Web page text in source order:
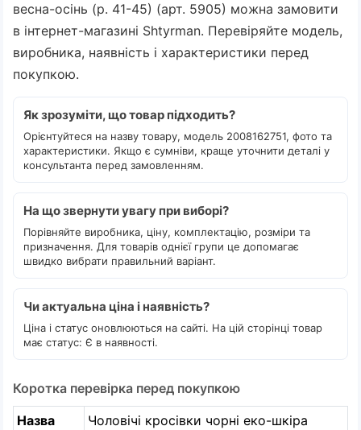
весна-осінь (р. 41-45) (арт. 5905) можна замовити
в інтернет-магазині Shtyrman. Перевіряйте модель,
виробника, наявність і характеристики перед
покупкою.
Як зрозуміти, що товар підходить?
Орієнтуйтеся на назву товару, модель 2008162751, фото та
характеристики. Якщо є сумніви, краще уточнити деталі у
консультанта перед замовленням.
На що звернути увагу при виборі?
Порівняйте виробника, ціну, комплектацію, розміри та
призначення. Для товарів однієї групи це допомагає
швидко вибрати правильний варіант.
Чи актуальна ціна і наявність?
Ціна і статус оновлюються на сайті. На цій сторінці товар
має статус: Є в наявності.
Коротка перевірка перед покупкою
Назва
Чоловічі кросівки чорні еко-шкіра